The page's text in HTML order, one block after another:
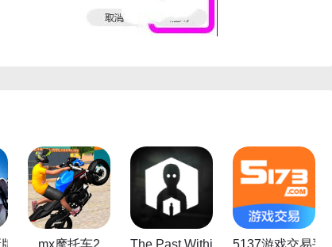
mx摩托车2 The Past Within 5137游戏交易平台